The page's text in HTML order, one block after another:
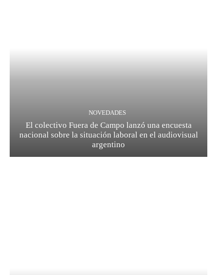
NOVEDADES
El colectivo Fuera de Campo lanzó una encuesta
nacional sobre la situación laboral en el audiovisual
argentino